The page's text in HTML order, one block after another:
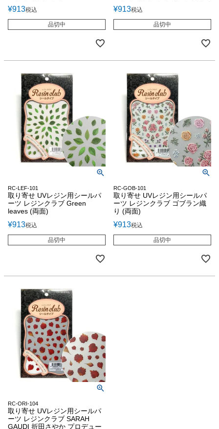
¥913税込
品切中
¥913税込
品切中
RC-LEF-101
取り寄せ UVレジン用シールパ
ーツ レジンクラブ Green
leaves (両面)
¥913税込
品切中
RC-GOB-101
取り寄せ UVレジン用シールパ
ーツ レジンクラブ ゴブラン織
り (両面)
¥913税込
品切中
RC-ORI-104
取り寄せ UVレジン用シールパ
ーツ レジンクラブ SARAH
GAUDI 折田さやか プロデュー